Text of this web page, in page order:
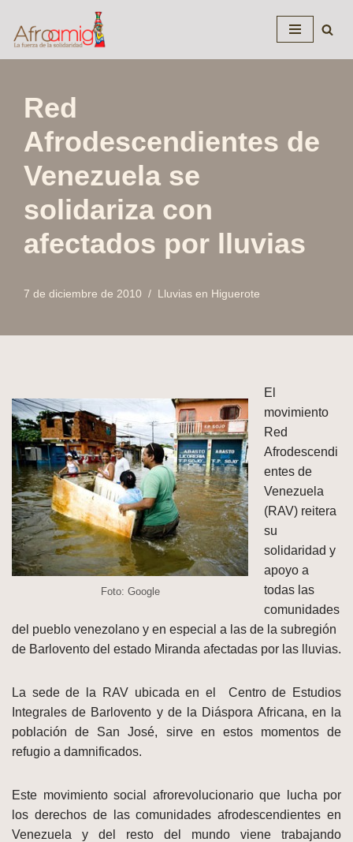
Saltar
al
Red
Afrodescendientes de
Venezuela se
solidariza con
afectados por lluvias
7 de diciembre de 2010 Lluvias en Higuerote
Foto: Google
El
movimiento
Red
Afrodescendi
entes de
Venezuela
(RAV) reitera
su
solidaridad y
apoyo a
todas las
comunidades
del pueblo venezolano y en especial a las de la subregión
de Barlovento del estado Miranda afectadas por las lluvias.
La sede de la RAV ubicada en el Centro de Estudios
Integrales de Barlovento y de la Diáspora Africana, en la
población de San José, sirve en estos momentos de
refugio a damnificados.
Este movimiento social afrorevolucionario que lucha por
los derechos de las comunidades afrodescendientes en
Venezuela y del resto del mundo viene trabajando